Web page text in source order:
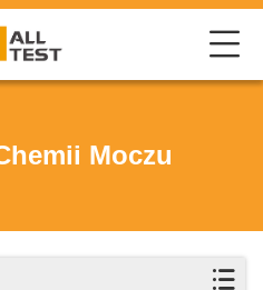
Moczu